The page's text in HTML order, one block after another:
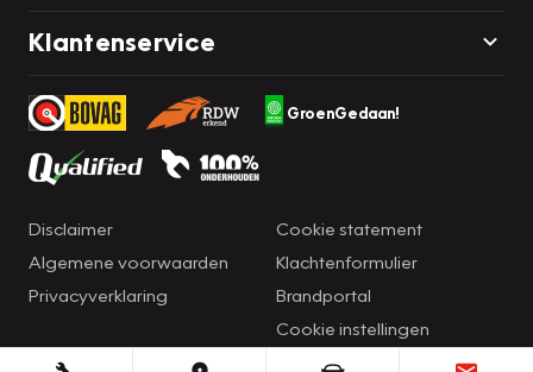
Klantenservice
GroenGedaan!
Disclaimer
Algemene voorwaarden
Privacyverklaring
Cookie statement
Klachtenformulier
Brandportal
Cookie instellingen